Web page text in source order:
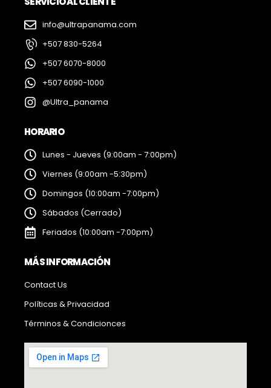
info@ultrapanama.com
+507 830-5264
+507 6070-8000
+507 6090-1000
@Ultra_panama
HORARIO
Lunes - Jueves (9:00am - 7:00pm)
Viernes (9:00am -5:30pm)
Domingos (10:00am -7:00pm)
Sábados (Cerrado)
Feriados (10:00am -7:00pm)
MÁS INFORMACIÓN
Contact Us
Políticas & Privacidad
Términos & Condicionces